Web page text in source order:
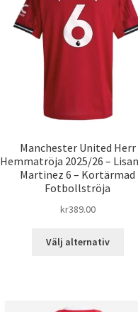
Manchester United Herr
Hemmatröja 2025/26 –
Martinez 6 – Kortärmad
Fotbollströja
kr389.00
Välj alternativ